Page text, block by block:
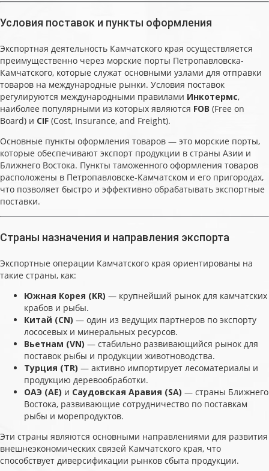
Условия поставок и пункты оформления
Экспортная деятельность Камчатского края осуществляется
преимущественно через морские порты Петропавловска-
Камчатского, которые служат основными узлами для отправки
товаров на международные рынки. Условия поставок
регулируются международными правилами Инкотермс,
наиболее популярными из которых являются FOB (Free on
Board) и CIF (Cost, Insurance, and Freight).
Основные пункты оформления товаров — это морские порты,
которые обеспечивают экспорт продукции в страны Азии и
Ближнего Востока. Пункты таможенного оформления товаров
расположены в Петропавловске-Камчатском и его пригородах,
что позволяет быстро и эффективно обрабатывать экспортные
поставки.
Страны назначения и направления экспорта
Экспортные операции Камчатского края ориентированы на
такие страны, как:
Южная Корея (KR) — крупнейший рынок для камчатских
крабов и рыбы.
Китай (CN) — один из ведущих партнеров по экспорту
лососевых и минеральных ресурсов.
Вьетнам (VN) — стабильно развивающийся рынок для
поставок рыбы и продукции животноводства.
Турция (TR) — активно импортирует лесоматериалы и
продукцию деревообработки.
ОАЭ (AE) и Саудовская Аравия (SA) — страны Ближнего
Востока, развивающие сотрудничество по поставкам
рыбы и морепродуктов.
Эти страны являются основными направлениями для развития
внешнеэкономических связей Камчатского края, что
способствует диверсификации рынков сбыта продукции.